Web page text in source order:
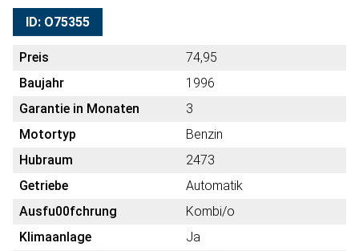
ID: O75355
Preis
74,95
Baujahr
1996
Garantie in Monaten
3
Motortyp
Benzin
Hubraum
2473
Getriebe
Automatik
Ausfu00fchrung
Kombi/o
Klimaanlage
Ja